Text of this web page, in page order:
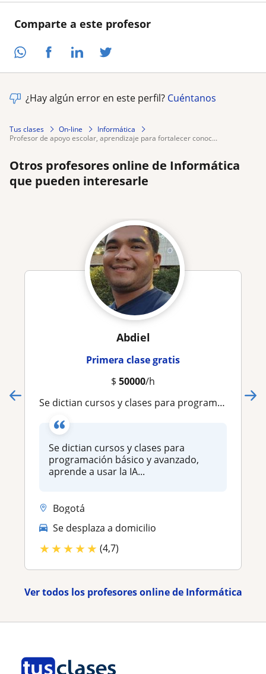
Comparte a este profesor
¿Hay algún error en este perfil? Cuéntanos
Tus clases On-line
Informática
profesor de apoyo escolar, aprendizaje para fortalecer conoc...
Otros profesores online de Informática
que pueden interesarle
Abdiel
Primera clase gratis
$ 50000/h
Se dictian cursos y clases para programacion aprende a usar la IA con nuestros cursos
Se dictian cursos y clases para
programación básico y avanzado,
aprende a usar la IA...
Bogotá
Se desplaza a domicilio
★★★★★ (4,7)
Ver todos los profesores online de Informática